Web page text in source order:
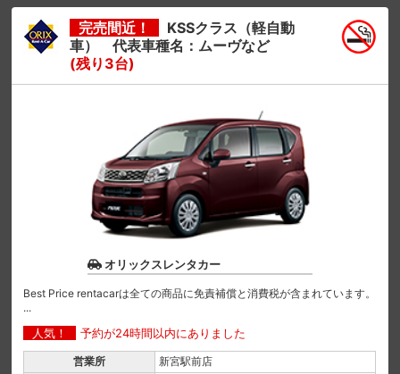
完売間近！
KSSクラス（軽自動
車） 代表車種名：ムーヴなど
(残り3台)
オリックスレンタカー
Best Price rentacarは全ての商品に免責補償と消費税が含まれています。
...
人気！ 予約が24時間以内にありました
営業所
新宮駅前店